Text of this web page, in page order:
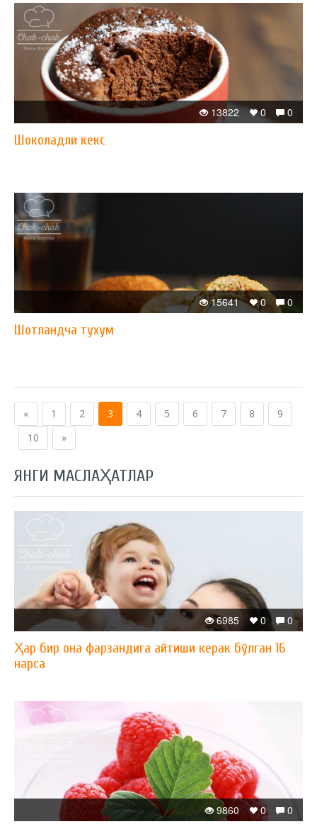
0
0
13822
Шоколадли кекс
0
0
15641
Шотландча тухум
« 1 2 3 4 5 6 7 8
9
10
»
ЯНГИ МАСЛАҲАТЛАР
0
0
6985
Ҳар бир она фарзандига айтиши керак бўлган 16
нарса
0
0
9860